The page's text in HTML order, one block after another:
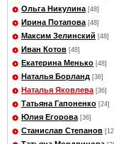
Ольга Никулина [48]
Ирина Потапова [48]
Максим Зелинский [48]
Иван Котов [48]
Екатерина Менько [48]
Наталья Борланд [36]
Наталья Яковлева [36]
Татьяна Гапоненко [24]
Юлия Егорова [36]
Станислав Степанов [12]